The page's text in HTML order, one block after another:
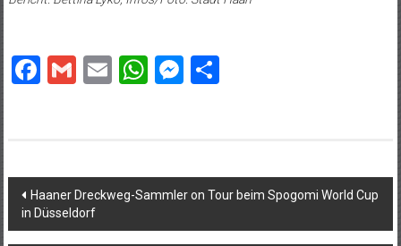
Facebook
GmailEmailWhatsApp
Messenger
Beitragsnavigation
Haaner Dreckweg-Sammler on Tour beim Spogomi World Cup
in Düsseldorf